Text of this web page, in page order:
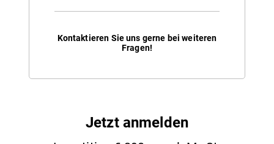
Kontaktieren Sie uns gerne bei weiteren
Fragen!
Jetzt anmelden